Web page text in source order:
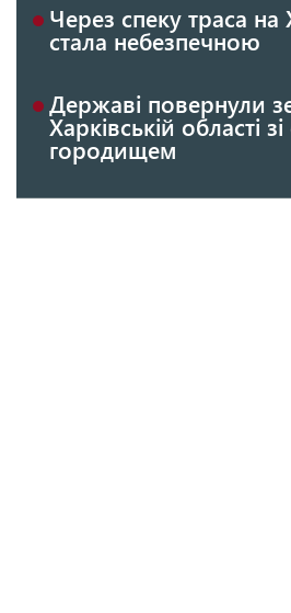
Через спеку траса на
стала небезпечною
Державі повернули
Харківській області
городищем